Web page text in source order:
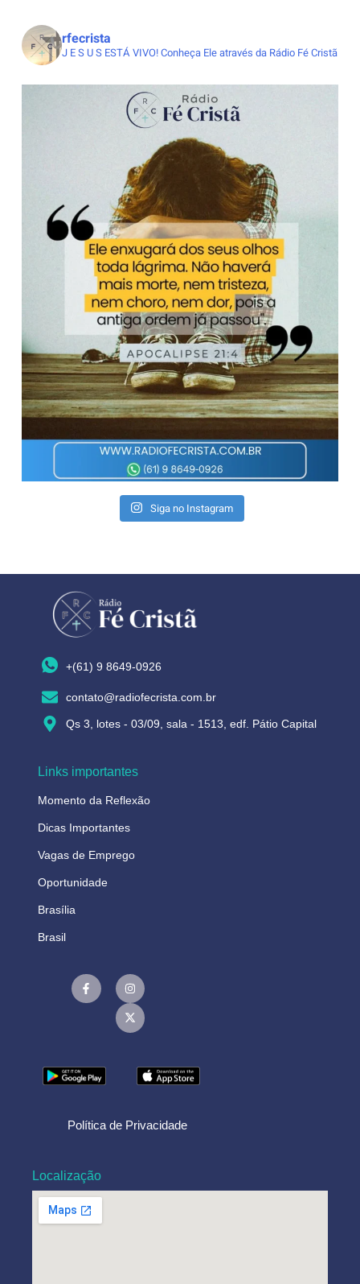
rfecrista
J E S U S ESTÁ VIVO!Conheça Ele através da Rádio Fé Cristã
Siga no Instagram
+(61) 9 8649-0926
contato@radiofecrista.com.br
Qs 3, lotes - 03/09, sala - 1513, edf. Pátio Capital
Links importantes
Momento da Reflexão
Dicas Importantes
Vagas de Emprego
Oportunidade
Brasília
Brasil
Política de Privacidade
Localização